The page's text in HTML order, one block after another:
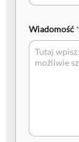
Wiadomość *